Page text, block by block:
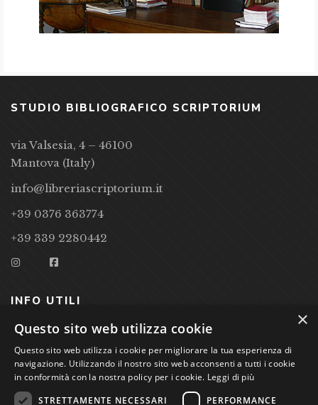
STUDIO BIBLIOGRAFICO SCRIPTORIUM
via Valsesia, 4 – 46100
Mantova (Italy)
info@libreriascriptorium.it
+39 0376 363774
+39 339 2280442
INFO UTILI
CONDIZIONI DI VENDITA
PRIVACY POLICY
COOKIE POLICY
×
Questo sito web utilizza cookie
Questo sito web utilizza i cookie per migliorare la tua esperienza di
navigazione. Utilizzando il nostro sito web acconsenti a tutti i cookie
in conformità con la nostra policy per i cookie. Leggi di più
STRETTAMENTE NECESSARI
PERFORMANCE